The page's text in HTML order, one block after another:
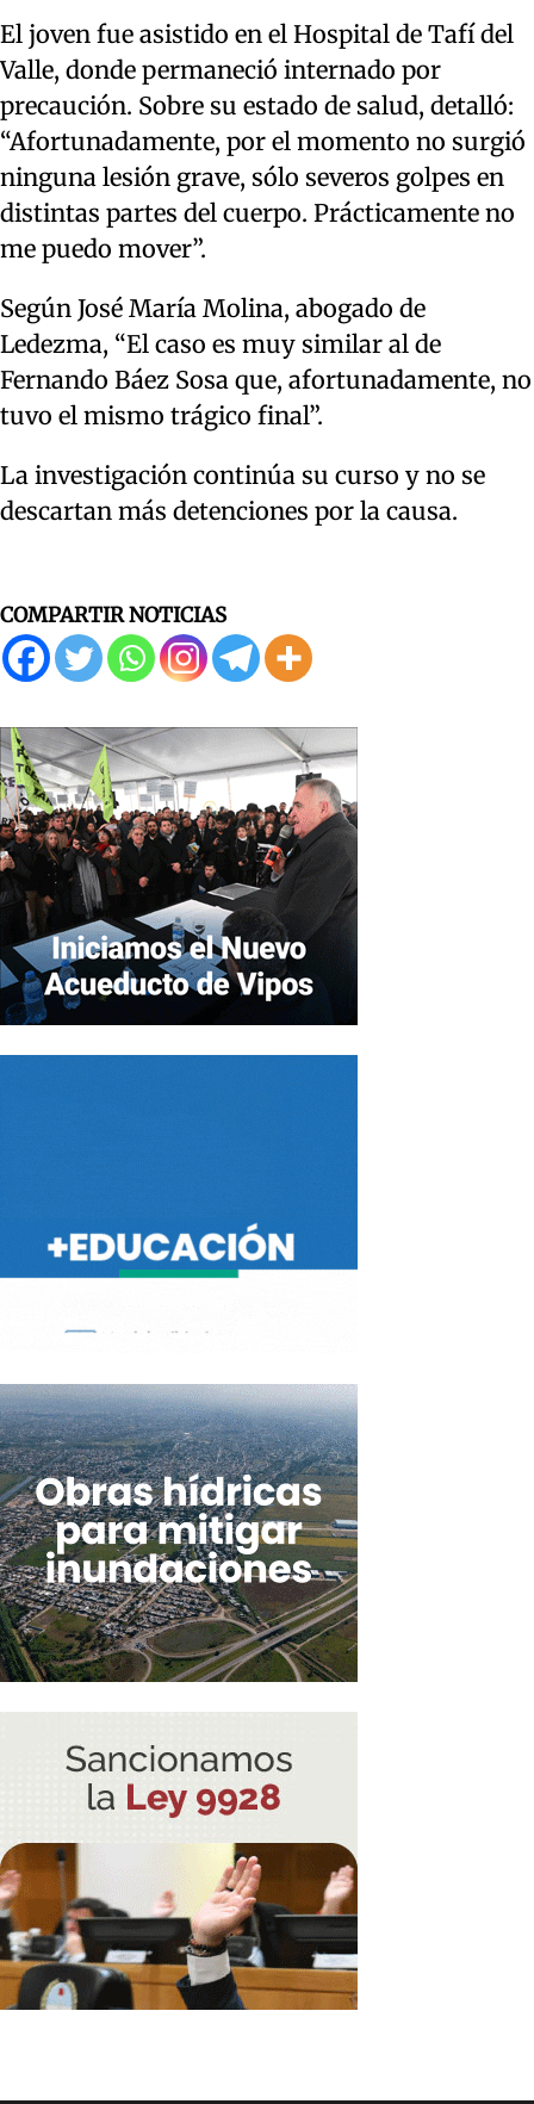
El joven fue asistido en el Hospital de Tafí del
Valle, donde permaneció internado por
precaución. Sobre su estado de salud, detalló:
“Afortunadamente, por el momento no surgió
ninguna lesión grave, sólo severos golpes en
distintas partes del cuerpo. Prácticamente no
me puedo mover”.
Según José María Molina, abogado de
Ledezma, “El caso es muy similar al de
Fernando Báez Sosa que, afortunadamente, no
tuvo el mismo trágico final”.
La investigación continúa su curso y no se
descartan más detenciones por la causa.
COMPARTIR NOTICIAS